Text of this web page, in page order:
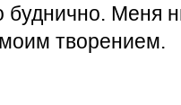
буднично. Меня
творением.